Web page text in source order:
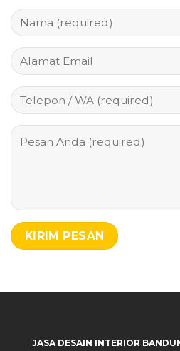
JASA DESAIN INTERIOR